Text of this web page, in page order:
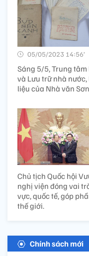
05/05/2023 14:56’
Sáng 5/5, Trung
và Lưu trữ nhà nước,
liệu của Nhà văn
Chủ tịch Quốc hội
nghị viện đóng vai
vực, quốc tế, góp
thế giới.
Chính sách mới